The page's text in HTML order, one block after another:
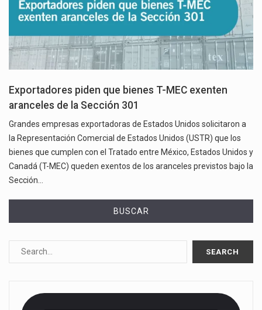
Exportadores piden que bienes T-MEC exenten
aranceles de la Sección 301
Grandes empresas exportadoras de Estados Unidos solicitaron a
la Representación Comercial de Estados Unidos (USTR) que los
bienes que cumplen con el Tratado entre México, Estados Unidos y
Canadá (T-MEC) queden exentos de los aranceles previstos bajo la
Sección…
BUSCAR